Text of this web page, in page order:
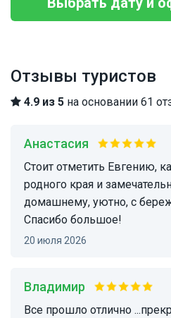
Отзывы туристов
4.9 из 5 на основании 61
Анастасия
Стоит отметить Евгению, как прекрасного знатока
родного края и
домашнему, уютно, с
Спасибо большое!
20 июля 2026
Владимир
Все прошло отлично ...прекрасно провели время !!